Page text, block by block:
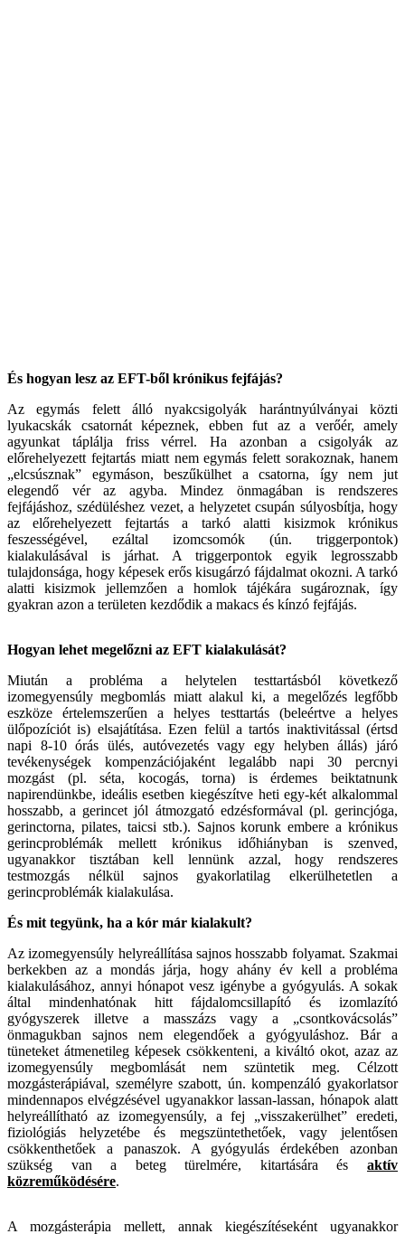
És hogyan lesz az EFT-ből krónikus fejfájás?
Az egymás felett álló nyakcsigolyák harántnyúlványai közti
lyukacskák csatornát képeznek, ebben fut az a verőér, amely
agyunkat táplálja friss vérrel. Ha azonban a csigolyák az
előrehelyezett fejtartás miatt nem egymás felett sorakoznak, hanem
„elcsúsznak” egymáson, beszűkülhet a csatorna, így nem jut
elegendő vér az agyba. Mindez önmagában is rendszeres
fejfájáshoz, szédüléshez vezet, a helyzetet csupán súlyosbítja, hogy
az előrehelyezett fejtartás a tarkó alatti kisizmok krónikus
feszességével, ezáltal izomcsomók (ún. triggerpontok)
kialakulásával is járhat. A triggerpontok egyik legrosszabb
tulajdonsága, hogy képesek erős kisugárzó fájdalmat okozni. A tarkó
alatti kisizmok jellemzően a homlok tájékára sugároznak, így
gyakran azon a területen kezdődik a makacs és kínzó fejfájás.
Hogyan lehet megelőzni az EFT kialakulását?
Miután a probléma a helytelen testtartásból következő
izomegyensúly megbomlás miatt alakul ki, a megelőzés legfőbb
eszköze értelemszerűen a helyes testtartás (beleértve a helyes
ülőpozíciót is) elsajátítása. Ezen felül a tartós inaktivitással (értsd
napi 8-10 órás ülés, autóvezetés vagy egy helyben állás) járó
tevékenységek kompenzációjaként legalább napi 30 percnyi
mozgást (pl. séta, kocogás, torna) is érdemes beiktatnunk
napirendünkbe, ideális esetben kiegészítve heti egy-két alkalommal
hosszabb, a gerincet jól átmozgató edzésformával (pl. gerincjóga,
gerinctorna, pilates, taicsi stb.). Sajnos korunk embere a krónikus
gerincproblémák mellett krónikus időhiányban is szenved,
ugyanakkor tisztában kell lennünk azzal, hogy rendszeres
testmozgás nélkül sajnos gyakorlatilag elkerülhetetlen a
gerincproblémák kialakulása.
És mit tegyünk, ha a kór már kialakult?
Az izomegyensúly helyreállítása sajnos hosszabb folyamat. Szakmai
berkekben az a mondás járja, hogy ahány év kell a probléma
kialakulásához, annyi hónapot vesz igénybe a gyógyulás. A sokak
által mindenhatónak hitt fájdalomcsillapító és izomlazító
gyógyszerek illetve a masszázs vagy a „csontkovácsolás”
önmagukban sajnos nem elegendőek a gyógyuláshoz. Bár a
tüneteket átmenetileg képesek csökkenteni, a kiváltó okot, azaz az
izomegyensúly megbomlását nem szüntetik meg. Célzott
mozgásterápiával, személyre szabott, ún. kompenzáló gyakorlatsor
mindennapos elvégzésével ugyanakkor lassan-lassan, hónapok alatt
helyreállítható az izomegyensúly, a fej „visszakerülhet” eredeti,
fiziológiás helyzetébe és megszüntethetőek, vagy jelentősen
csökkenthetőek a panaszok. A gyógyulás érdekében azonban
szükség van a beteg türelmére, kitartására és aktív
közreműködésére.
A mozgásterápia mellett, annak kiegészítéseként ugyanakkor